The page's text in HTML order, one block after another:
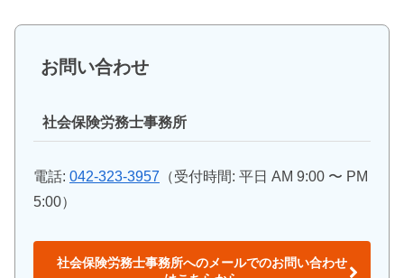
お問い合わせ
社会保険労務士事務所
電話: 042-323-3957 （受付時間: 平日 AM 9:00 〜 PM
5:00）
社会保険労務士事務所へのメールでのお問い合わせ